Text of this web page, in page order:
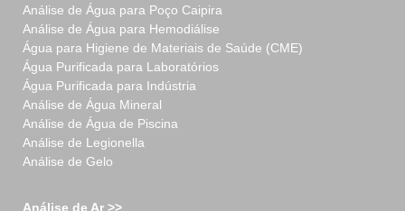
Análise de Água para Poço Caipira
Análise de Água para Hemodiálise
Água para Higiene de Materiais de Saúde (CME)
Água Purificada para Laboratórios
Água Purificada para Indústria
Análise de Água Mineral
Análise de Água de Piscina
Análise de Legionella
Análise de Gelo
Análise de Ar >>